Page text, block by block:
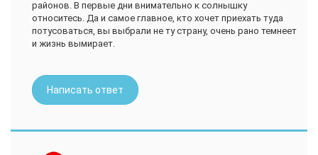
районов. В первые дни внимательно к солнышку
относитесь. Да и самое главное, кто хочет приехать туда
потусоваться, вы выбрали не ту страну, очень рано темнеет
и жизнь вымирает.
Написать ответ